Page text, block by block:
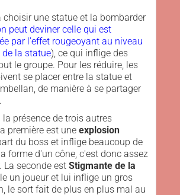
choisir une statue et la bombarder
peut deviner celle qui est
par l'effet rougeoyant au niveau
la statue), ce qui inflige des
le groupe. Pour les réduire, les
se placer entre la statue et
de manière à se partager
la présence de trois autres
première est une explosion
du boss et inflige beaucoup de
forme d'un cône, c'est donc assez
La seconde est Stigmante de la
un joueur et lui inflige un gros
le sort fait de plus en plus mal au